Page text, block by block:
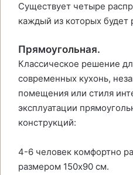
Существует четыре
каждый из которых будет
Прямоугольная.
Классическое решение
современных кухонь,
помещения или стиля
эксплуатации
конструкций:
4-6 человек комфортно
размером 150х90 см.